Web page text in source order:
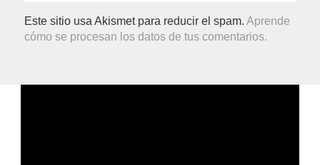
Este sitio usa Akismet para reducir el spam.Aprende
cómo se procesan los datos de tus comentarios.